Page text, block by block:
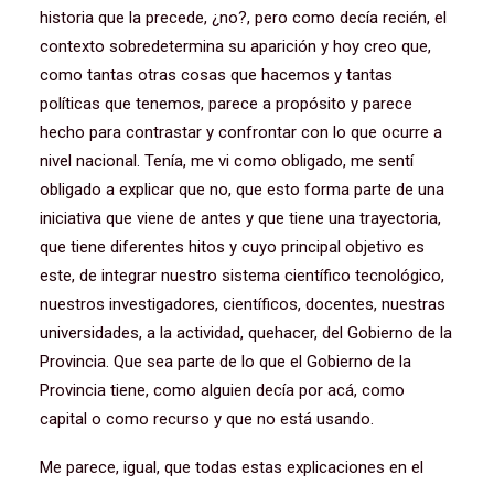
historia que la precede, ¿no?, pero como decía recién, el
contexto sobredetermina su aparición y hoy creo que,
como tantas otras cosas que hacemos y tantas
políticas que tenemos, parece a propósito y parece
hecho para contrastar y confrontar con lo que ocurre a
nivel nacional. Tenía, me vi como obligado, me sentí
obligado a explicar que no, que esto forma parte de una
iniciativa que viene de antes y que tiene una trayectoria,
que tiene diferentes hitos y cuyo principal objetivo es
este, de integrar nuestro sistema científico tecnológico,
nuestros investigadores, científicos, docentes, nuestras
universidades, a la actividad, quehacer, del Gobierno de la
Provincia. Que sea parte de lo que el Gobierno de la
Provincia tiene, como alguien decía por acá, como
capital o como recurso y que no está usando.
Me parece, igual, que todas estas explicaciones en el